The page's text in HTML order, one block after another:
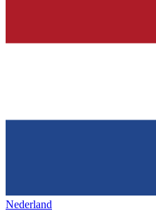
Nederland